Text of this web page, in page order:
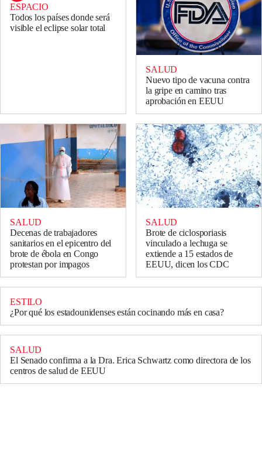
ESPACIO
Todos los países donde será
visible el eclipse solar total
SALUD
Nuevo tipo de vacuna contra
la gripe en camino tras
aprobación en EEUU
SALUD
Decenas de trabajadores
sanitarios en el epicentro del
brote de ébola en Congo
protestan por impagos
SALUD
Brote de ciclosporiasis
vinculado a lechuga se
extiende a 15 estados de
EEUU, dicen los CDC
ESTILO
¿Por qué los estadounidenses están cocinando más en casa?
SALUD
El Senado confirma a la Dra. Erica Schwartz como directora de los
centros de salud de EEUU